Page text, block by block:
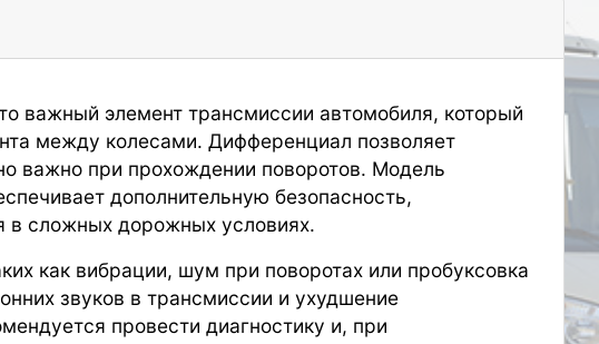
важный элемент трансмиссии автомобиля, который
между колесами. Дифференциал позволяет
важно при прохождении поворотов. Модель
дополнительную безопасность,
в сложных дорожных условиях.
как вибрации, шум при поворотах или пробуксовка
звуков в трансмиссии и ухудшение
провести диагностику и, при